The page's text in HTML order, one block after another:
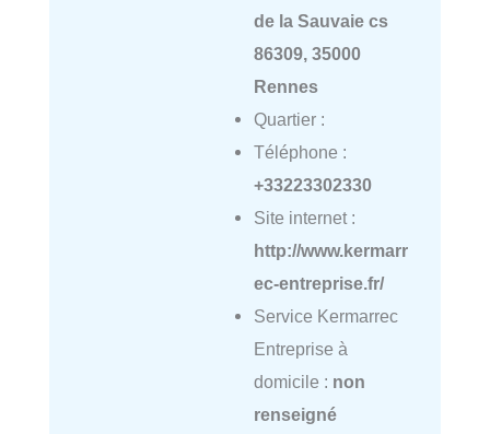
de la Sauvaie cs
86309, 35000
Rennes
Quartier :
Téléphone :
+33223302330
Site internet :
http://www.kermarr
ec-entreprise.fr/
Service Kermarrec
Entreprise à
domicile : non
renseigné